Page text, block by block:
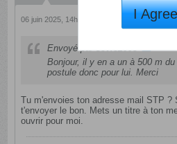
06 juin 2025, 14h35
Envoyé parsevie2008
Bonjour, il y en a un à 500 m
postule donc pour lui. Merci
Tu m'envoies ton adresse mail STP ?
t'envoyer le bon. Mets un titre à ton
ouvrir pour moi.
I Agree